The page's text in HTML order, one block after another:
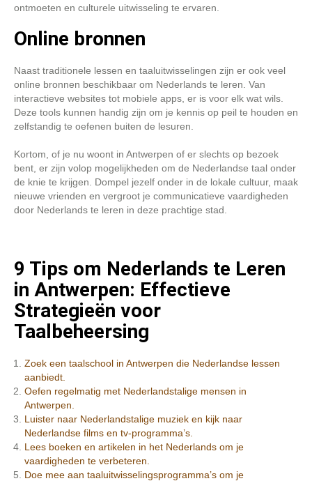
ontmoeten en culturele uitwisseling te ervaren.
Online bronnen
Naast traditionele lessen en taaluitwisselingen zijn er ook veel
online bronnen beschikbaar om Nederlands te leren. Van
interactieve websites tot mobiele apps, er is voor elk wat wils.
Deze tools kunnen handig zijn om je kennis op peil te houden en
zelfstandig te oefenen buiten de lesuren.
Kortom, of je nu woont in Antwerpen of er slechts op bezoek
bent, er zijn volop mogelijkheden om de Nederlandse taal onder
de knie te krijgen. Dompel jezelf onder in de lokale cultuur, maak
nieuwe vrienden en vergroot je communicatieve vaardigheden
door Nederlands te leren in deze prachtige stad.
9 Tips om Nederlands te Leren
in Antwerpen: Effectieve
Strategieën voor
Taalbeheersing
Zoek een taalschool in Antwerpen die Nederlandse lessen
aanbiedt.
Oefen regelmatig met Nederlandstalige mensen in
Antwerpen.
Luister naar Nederlandstalige muziek en kijk naar
Nederlandse films en tv-programma’s.
Lees boeken en artikelen in het Nederlands om je
vaardigheden te verbeteren.
Doe mee aan taaluitwisselingsprogramma’s om je